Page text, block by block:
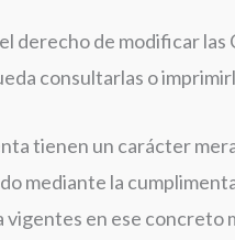
derecho de modificar
consultarlas o
tienen un carácter
mediante la
en ese concreto